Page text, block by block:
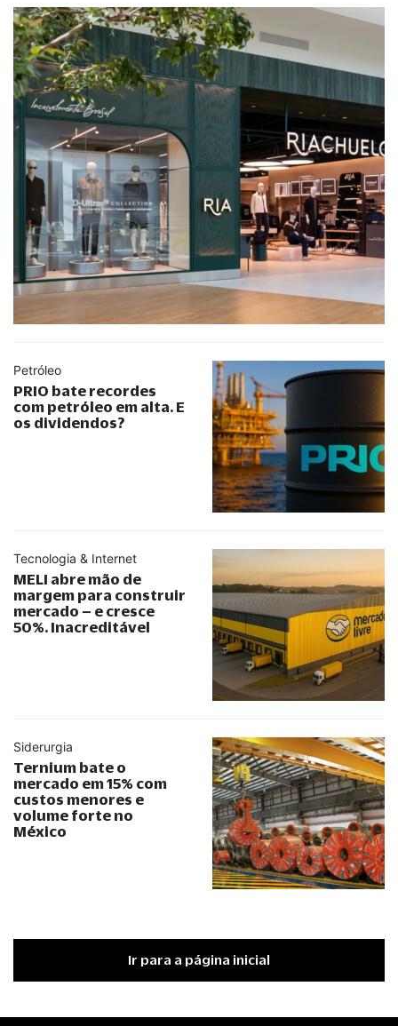
Petróleo
PRIO bate recordes
com petróleo em alta. E
os dividendos?
Tecnologia & Internet
MELI abre mão de
margem para construir
mercado – e cresce
50%. Inacreditável
Siderurgia
Ternium bate o
mercado em 15% com
custos menores e
volume forte no
México
Ir para a página inicial